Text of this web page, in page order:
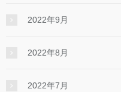
2022年9月
2022年8月
2022年7月